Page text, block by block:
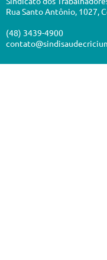
Rua Santo Antônio, 1027,
(48) 3439-4900